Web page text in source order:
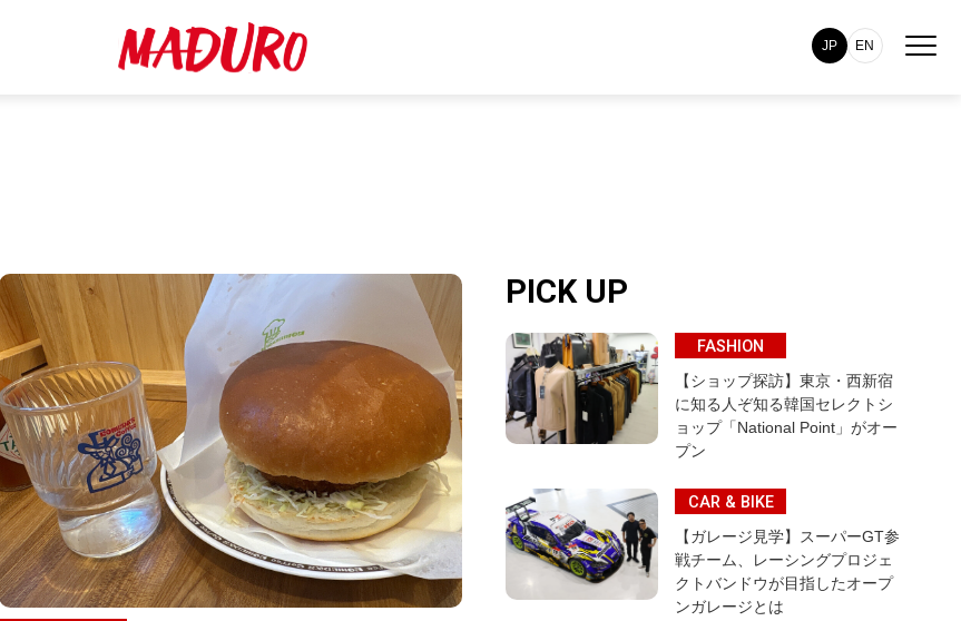
JP EN
PICK UP
FASHION
【ショップ探訪】東京・西新宿
に知る人ぞ知る韓国セレクトシ
ョップ「National Point」がオー
プン
CAR & BIKE
【ガレージ見学】スーパーGT参
戦チーム、レーシングプロジェ
クトバンドウが目指したオープ
ンガレージとは